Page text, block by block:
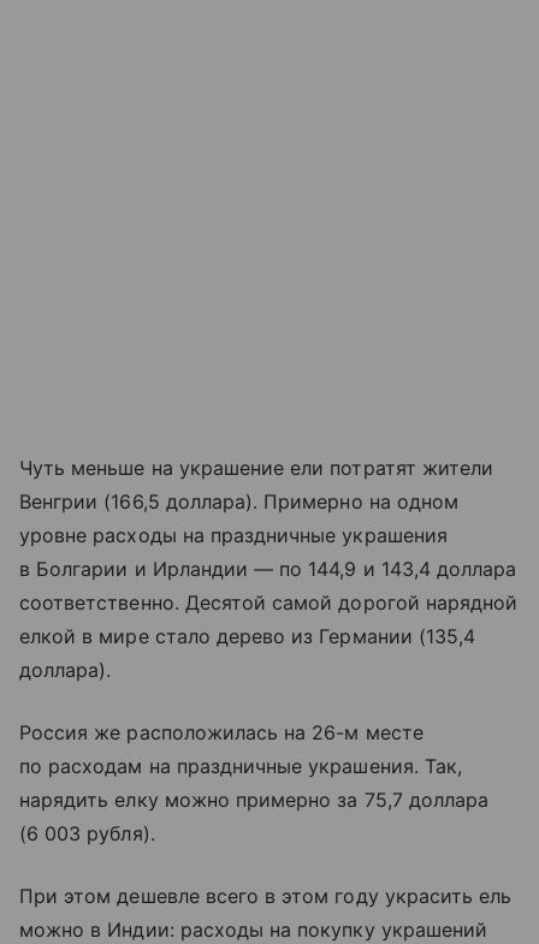
Чуть меньше на украшение ели потратят жители
Венгрии (166,5 доллара). Примерно на одном
уровне расходы на праздничные украшения
в Болгарии и Ирландии — по 144,9 и 143,4 доллара
соответственно. Десятой самой дорогой нарядной
елкой в мире стало дерево из Германии (135,4
доллара).
Россия же расположилась на 26-м месте
по расходам на праздничные украшения. Так,
нарядить елку можно примерно за 75,7 доллара
(6 003 рубля).
При этом дешевле всего в этом году украсить ель
можно в Индии: расходы на покупку украшений